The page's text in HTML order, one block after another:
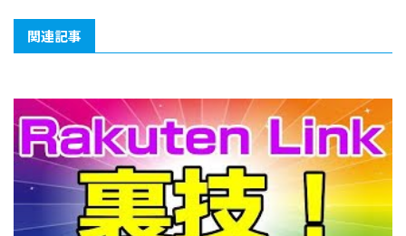
関連記事